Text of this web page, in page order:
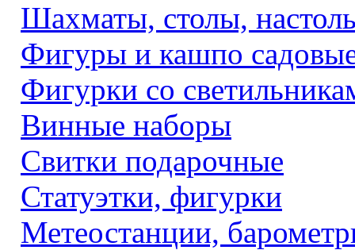
Шахматы, столы,
Фигуры и кашпо
Фигурки со
Винные наборы
Свитки подарочные
Статуэтки, фигурки
Метеостанции,